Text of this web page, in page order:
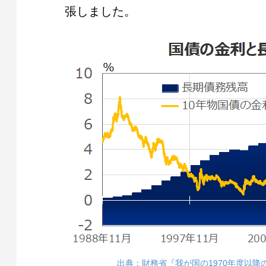
張しました。
出典：財務省『我が国の1970年度以降